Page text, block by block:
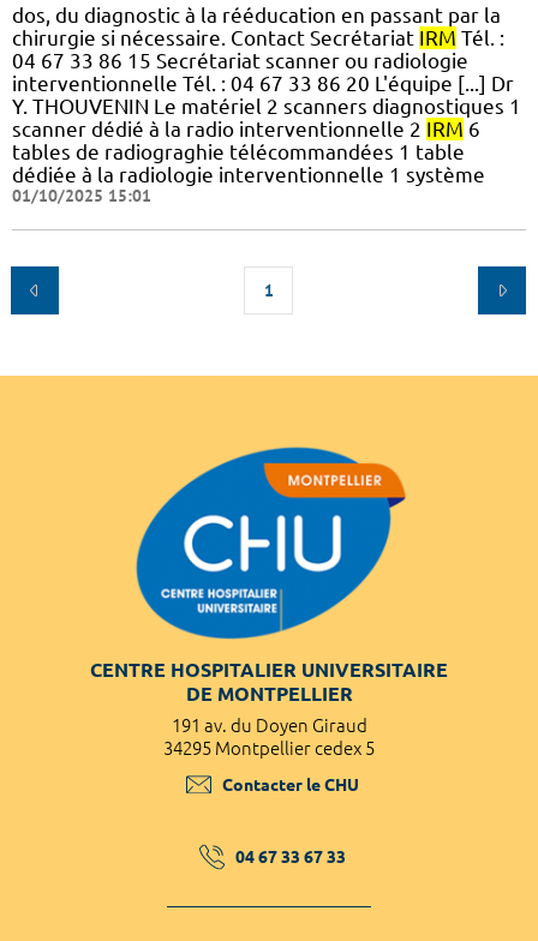
dos, du diagnostic à la rééducation en passant par la
chirurgie si nécessaire. Contact Secrétariat IRM Tél. :
04 67 33 86 15 Secrétariat scanner ou radiologie
interventionnelle Tél. : 04 67 33 86 20 L'équipe [...] Dr
Y. THOUVENIN Le matériel 2 scanners diagnostiques 1
scanner dédié à la radio interventionnelle 2 IRM 6
tables de radiograghie télécommandées 1 table
dédiée à la radiologie interventionnelle 1 système
01/10/2025 15:01
1
CENTRE HOSPITALIER UNIVERSITAIRE
DE MONTPELLIER
191 av. du Doyen Giraud
34295 Montpellier cedex 5
Contacter le CHU
04 67 33 67 33